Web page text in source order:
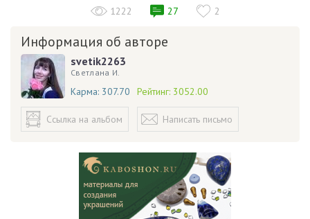
1222 27 2
Информация об авторе
svetik2263
Светлана И.
Карма: 307.70 Рейтинг: 3052.00
Ссылка на альбом Написать письмо